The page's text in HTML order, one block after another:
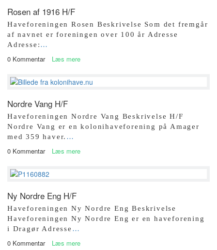
Rosen af 1916 H/F
Haveforeningen Rosen Beskrivelse Som det fremgår
af navnet er foreningen over 100 år Adresse
Adresse:…
0 Kommentar Læs mere
Nordre Vang H/F
Haveforeningen Nordre Vang Beskrivelse H/F
Nordre Vang er en kolonihaveforening på Amager
med 359 haver. …
0 Kommentar Læs mere
Ny Nordre Eng H/F
Haveforeningen Ny Nordre Eng Beskrivelse
Haveforeningen Ny Nordre Eng er en haveforening
i Dragør Adresse …
0 Kommentar Læs mere